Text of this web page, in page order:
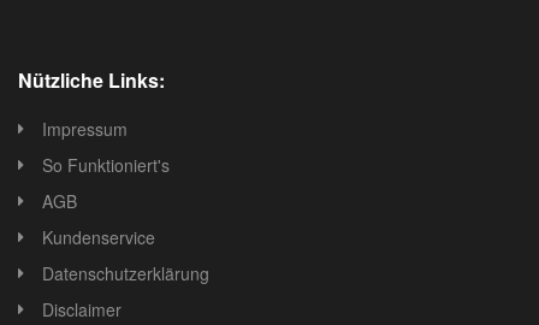
Nützliche Links:
Impressum
So Funktioniert's
AGB
Kundenservice
Datenschutzerklärung
Disclaimer